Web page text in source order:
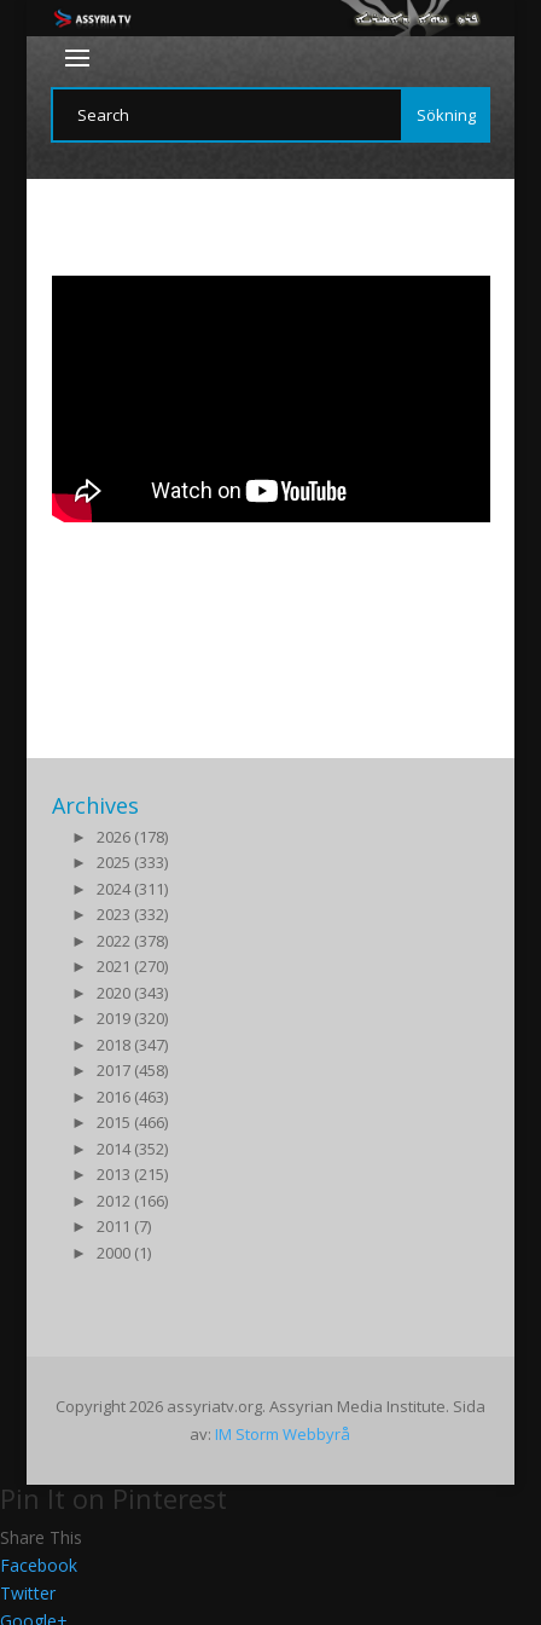
Archives
►
2026 (178)
►
2025 (333)
►
2024 (311)
►
2023 (332)
►
2022 (378)
►
2021 (270)
►
2020 (343)
►
2019 (320)
►
2018 (347)
►
2017 (458)
►
2016 (463)
►
2015 (466)
►
2014 (352)
►
2013 (215)
►
2012 (166)
►
2011 (7)
►
2000 (1)
Copyright 2026 assyriatv.org. Assyrian Media Institute. Sida
av: IM Storm Webbyrå
Pin It on Pinterest
Share This
Facebook
Twitter